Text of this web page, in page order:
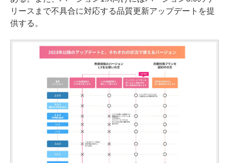
リースまで不具合に対応する品質更新アップデートを提
供する。